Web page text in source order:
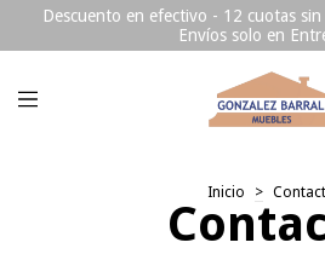
Descuento en efectivo - 12 cuotas
Envíos solo en
Inicio >